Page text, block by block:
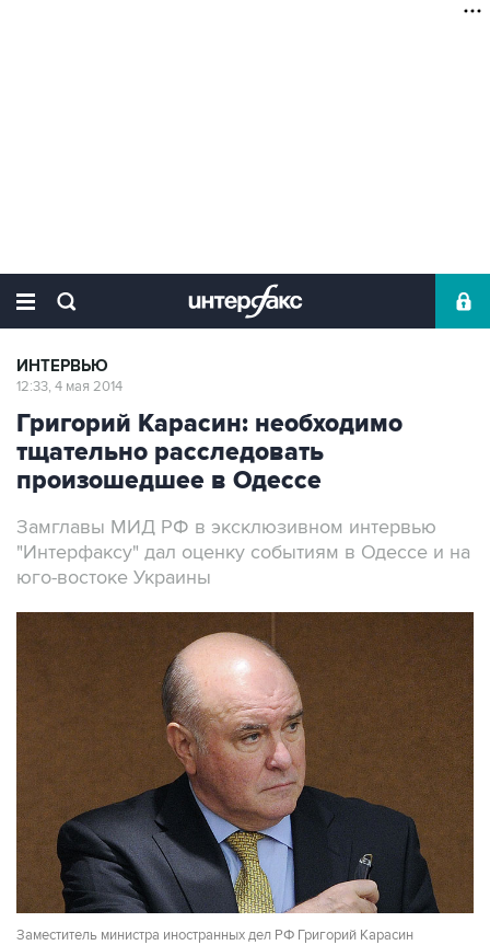
ИНТЕРВЬЮ
12:33, 4 мая 2014
Григорий Карасин: необходимо
тщательно расследовать
произошедшее в Одессе
Замглавы МИД РФ в эксклюзивном интервью
"Интерфаксу" дал оценку событиям в Одессе и на
юго-востоке Украины
Заместитель министра иностранных дел РФ Григорий Карасин